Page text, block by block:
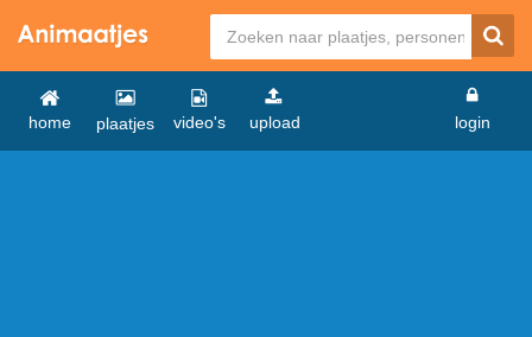
home plaatjes video's upload login